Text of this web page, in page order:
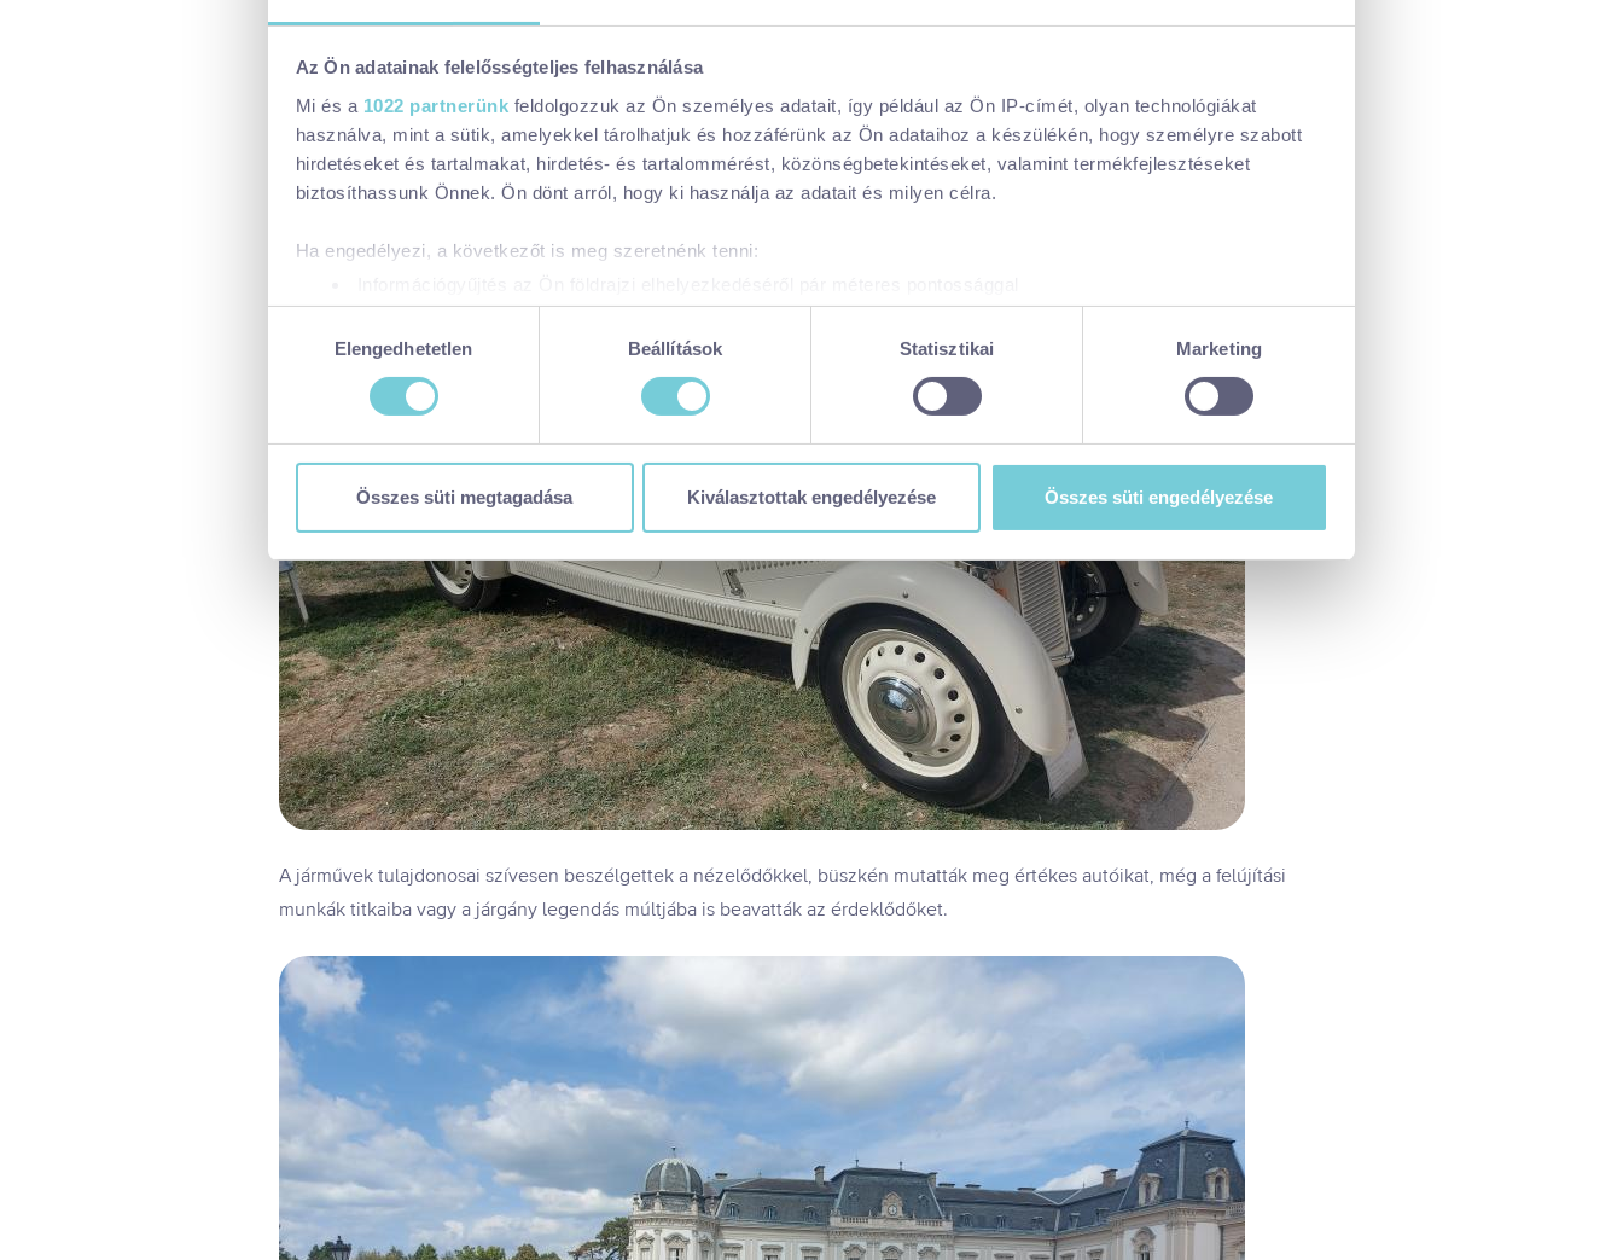
Az Ön adatainak felelősségteljes felhasználása
Mi és a 1022 partnerünk feldolgozzuk az Ön személyes adatait, így például az Ön IP-címét, olyan technológiákat
használva, mint a sütik, amelyekkel tárolhatjuk és hozzáférünk az Ön adataihoz a készülékén, hogy személyre szabott
hirdetéseket és tartalmakat, hirdetés- és tartalommérést, közönségbetekintéseket, valamint termékfejlesztéseket
biztosíthassunk Önnek. Ön dönt arról, hogy ki használja az adatait és milyen célra.
Ha engedélyezi, a következőt is meg szeretnénk tenni:
Az Ön készülékén beazonosítása annak konkrét tulajdonságainak (ujjlenyomat) aktív ellenőrzésével
Tudjon meg többet személyes adatainak feldolgozási módjairól és adja meg preferenciáit a
Részletek pontban. Bármikor
módosíthatja vagy visszavonhatja a Sütinyilatkozathoz való hozzájárulását.
biztonságos böngészés mellett a legjobb felhasználói élményt nyújtsa. Ha bővebb információkat szeretne e sütik
használatáról és arról, hogyan módosíthatja a beállításokat, kattintson ide a részeletes süti
Kiválasztottak engedélyezése
Összes süti engedélyezése
Összes süti visszautasítása
Ön a hozzájárulását bármikor visszavonhatja a weboldal ezen sütikezelési felületén keresztül. A hozzájárulás
visszavonása nem érinti a hozzájáruláson alapuló, a visszavonás előtti adatkezelés jogszerűségét.
kiválasztásaElengedhetetlen Beállítások Statisztikai Marketing
Összes süti megtagadása Kiválasztottak engedélyezése Összes süti engedélyezése
A járgánycsodák között az 1920-as évek közepétől az 1980-as évekig gyártott ritkaságokat láthattunk, a legtöbb modellt 1960
előtt gyártották.
A járművek tulajdonosai szívesen beszélgettek a nézelődőkkel, büszkén mutatták meg értékes autóikat, még a felújítási
munkák titkaiba vagy a járgány legendás múltjába is beavatták az érdeklődőket.